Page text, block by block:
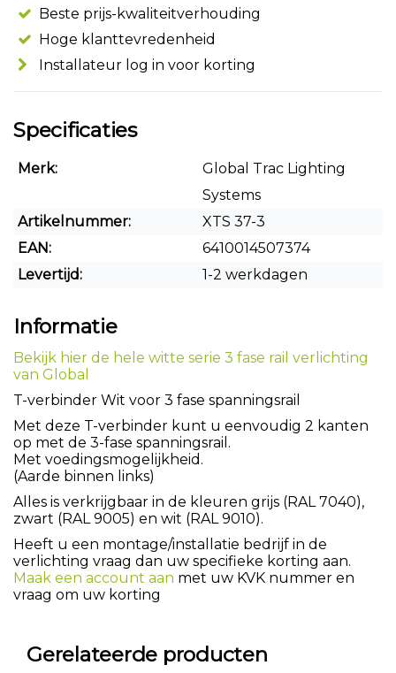
Beste prijs-kwaliteitverhouding
Hoge klanttevredenheid
Installateur log in voor korting
Specificaties
Merk:
Global Trac Lighting
Systems
Artikelnummer:
XTS 37-3
EAN:
6410014507374
Levertijd:
1-2 werkdagen
Informatie
Bekijk hier de hele witte serie 3 fase rail verlichting
van Global
T-verbinder Wit voor 3 fase spanningsrail
Met deze T-verbinder kunt u eenvoudig 2 kanten
op met de 3-fase spanningsrail.
Met voedingsmogelijkheid.
(Aarde binnen links)
Alles is verkrijgbaar in de kleuren grijs (RAL 7040),
zwart (RAL 9005) en wit (RAL 9010).
Heeft u een montage/installatie bedrijf in de
verlichting vraag dan uw specifieke korting aan.
Maak een account aan met uw KVK nummer en
vraag om uw korting
Gerelateerde producten